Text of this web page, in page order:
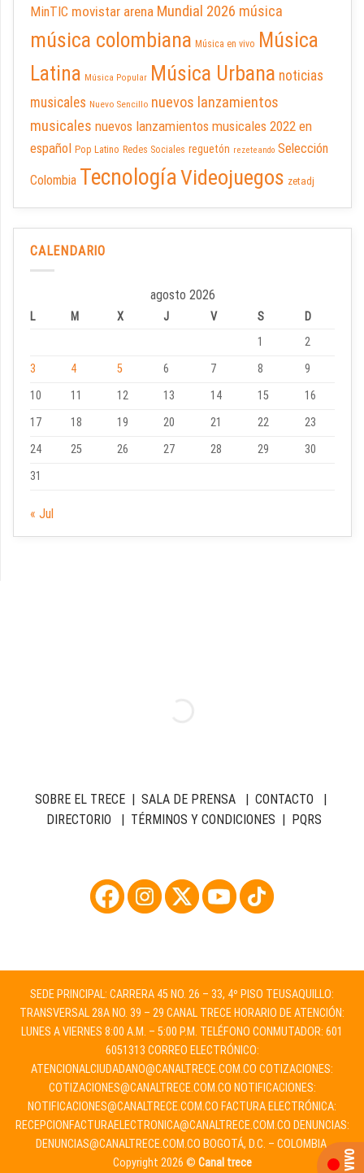
MinTIC movistar arena Mundial 2026 música
música colombiana Música en vivo Música
Latina Música Popular Música Urbana noticias
musicales Nuevo Sencillo nuevos lanzamientos
musicales nuevos lanzamientos musicales 2022 en
español Pop Latino Redes Sociales reguetón rezeteando Selección
Colombia TecnologíaVideojuegos zetadj
CALENDARIO
agosto 2026
L M X J V S
D
1
2
3
4 5 6 7 8
9
10
11 12 13 14 15
16
17
18 19 20 21 22
23
24
25 26 27 28 29
30
31
« Jul
SOBRE EL TRECE| SALA DE PRENSA| CONTACTO |
DIRECTORIO | TÉRMINOS Y CONDICIONES | PQRS
SEDE PRINCIPAL: CARRERA 45 NO. 26 – 33, 4º PISO TEUSAQUILLO:
TRANSVERSAL 28A NO. 39 – 29 CANAL TRECE HORARIO DE ATENCIÓN:
LUNES A VIERNES 8:00 A.M. – 5:00 P.M. TELÉFONO CONMUTADOR: 601
6051313 CORREO ELECTRÓNICO:
ATENCIONALCIUDADANO@CANALTRECE.COM.CO COTIZACIONES:
COTIZACIONES@CANALTRECE.COM.CO NOTIFICACIONES:
NOTIFICACIONES@CANALTRECE.COM.CO FACTURA ELECTRÓNICA:
RECEPCIONFACTURAELECTRONICA@CANALTRECE.COM.CO DENUNCIAS:
DENUNCIAS@CANALTRECE.COM.CO BOGOTÁ, D.C. – COLOMBIA.
Copyright 2026 © Canal trece